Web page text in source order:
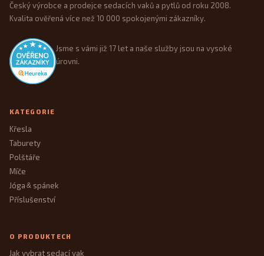
Český výrobce a prodejce sedacích vaků a pytlů od roku 2008.
Kvalita ověřená více než 10 000 spokojenými zákazníky.
Jsme s vámi již 17 let a naše služby jsou na vysoké
úrovni.
KATEGORIE
Křesla
Taburety
Polštáře
Míče
Jóga&spánek
Příslušenství
O PRODUKTECH
Jak vybrat sedací vak